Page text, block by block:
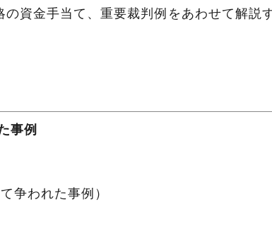
資金手当て、重要裁判例をあわせて解説す
事例
争われた事例）